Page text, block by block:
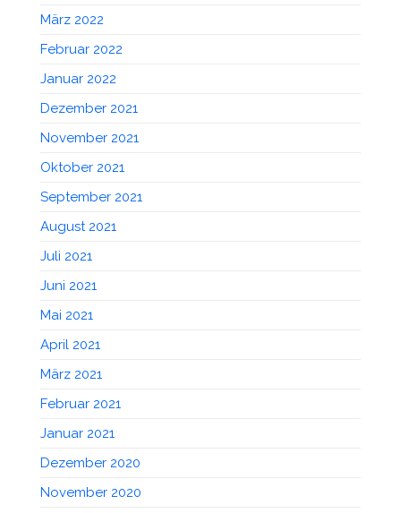
März 2022
Februar 2022
Januar 2022
Dezember 2021
November 2021
Oktober 2021
September 2021
August 2021
Juli 2021
Juni 2021
Mai 2021
April 2021
März 2021
Februar 2021
Januar 2021
Dezember 2020
November 2020